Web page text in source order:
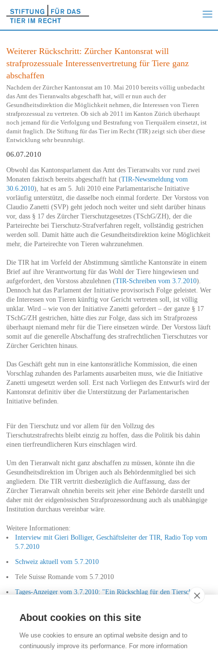
Weiterer Rückschritt: Zürcher Kantonsrat will
strafprozessuale Interessenvertretung für Tiere ganz
abschaffen
Nachdem der Zürcher Kantonsrat am 10. Mai 2010 bereits völlig unbedacht
das Amt des Tieranwalts abgeschafft hat, will er nun auch der
Gesundheitsdirektion die Möglichkeit nehmen, die Interessen von Tieren
strafprozessual zu vertreten. Ob sich ab 2011 im Kanton Zürich überhaupt
noch jemand für die Verfolgung und Bestrafung von Tierquälern einsetzt, ist
damit fraglich. Die Stiftung für das Tier im Recht (TIR) zeigt sich über diese
Entwicklung sehr beunruhigt.
06.07.2010
Obwohl das Kantonsparlament das Amt des Tieranwalts vor rund zwei
Monaten faktisch bereits abgeschafft hat (TIR-Newsmeldung vom
30.6.2010), hat es am 5. Juli 2010 eine Parlamentarische Initiative
vorläufig unterstützt, die dasselbe noch einmal forderte. Der Vorstoss von
Claudio Zanetti (SVP) geht jedoch noch weiter und sieht darüber hinaus
vor, dass § 17 des Zürcher Tierschutzgesetzes (TSchG/ZH), der die
Parteirechte bei Tierschutz-Strafverfahren regelt, vollständig gestrichen
werden soll. Damit hätte auch die Gesundheitsdirektion keine Möglichkeit
mehr, die Parteirechte von Tieren wahrzunehmen.
Die TIR hat im Vorfeld der Abstimmung sämtliche Kantonsräte in einem
Brief auf ihre Verantwortung für das Wohl der Tiere hingewiesen und
aufgefordert, den Vorstoss abzulehnen (TIR-Schreiben vom 3.7.2010).
Dennoch hat das Parlament der Initiative provisorisch Folge geleistet. Wer
die Interessen von Tieren künftig vor Gericht vertreten soll, ist völlig
unklar. Wird – wie von der Initiative Zanetti gefordert – der ganze § 17
TSchG/ZH gestrichen, hätte dies zur Folge, dass sich im Strafprozess
überhaupt niemand mehr für die Tiere einsetzen würde. Der Vorstoss läuft
somit auf die generelle Abschaffung des strafrechtlichen Tierschutzes vor
Zürcher Gerichten hinaus.
Das Geschäft geht nun in eine kantonsrätliche Kommission, die einen
Vorschlag zuhanden des Parlaments ausarbeiten muss, wie die Initiative
Zanetti umgesetzt werden soll. Erst nach Vorliegen des Entwurfs wird der
Kantonsrat definitiv über die Unterstützung der Parlamentarischen
Initiative befinden.
Für den Tierschutz und vor allem für den Vollzug des
Tierschutzstrafrechts bleibt einzig zu hoffen, dass die Politik bis dahin
einen tierfreundlicheren Kurs einschlagen wird.
Um den Tieranwalt nicht ganz abschaffen zu müssen, könnte ihn die
Gesundheitsdirektion im Übrigen auch als Behördenmitglied bei sich
angliedern. Die TIR vertritt diesbezüglich die Auffassung, dass der
Zürcher Tieranwalt ohnehin bereits seit jeher eine Behörde darstellt und
daher mit der eidgenössischen Strafprozessordnung auch als unabhängige
Institution durchaus vereinbar wäre.
Weitere Informationen:
Interview mit Gieri Bolliger, Geschäftsleiter der TIR, Radio Top vom
5.7.2010
Schweiz aktuell vom 5.7.2010
Tele Suisse Romande vom 5.7.2010
Tages-Anzeiger vom 3.7.2010: "Ein Rückschlag für den Tierschutz"
Stiftung für das Tier im Recht (TIR)
Rigistrasse 9
About cookies on this site
We use cookies to ensure an optimal website design and to
continuously improve its performance. For more information